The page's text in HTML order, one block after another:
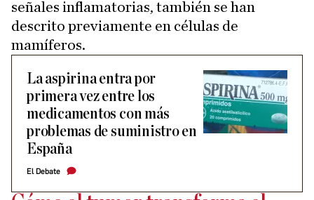
señales inflamatorias, también se han
descrito previamente en células de
mamíferos.
La aspirina entra por
primera vez entre los
medicamentos con más
problemas de suministro en
España
El Debate